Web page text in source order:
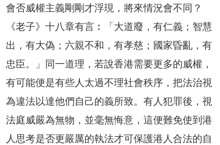
會否威權主義剛剛才浮現，將來情況會不同？
《老子》十八章有言︰「大道廢，有仁義；智慧
出，有大偽；六親不和，有孝慈；國家昏亂，有
忠臣。」同一道理，若說香港需要更多的威權，
有可能便是有些人太過不理社會秩序，把法治視
為違法以達他們自己的義所致。有人犯罪後，視
法庭威嚴為無物，並毫無悔意，這便難免使到港
人思考是否更嚴厲的執法才可保護港人合法的自